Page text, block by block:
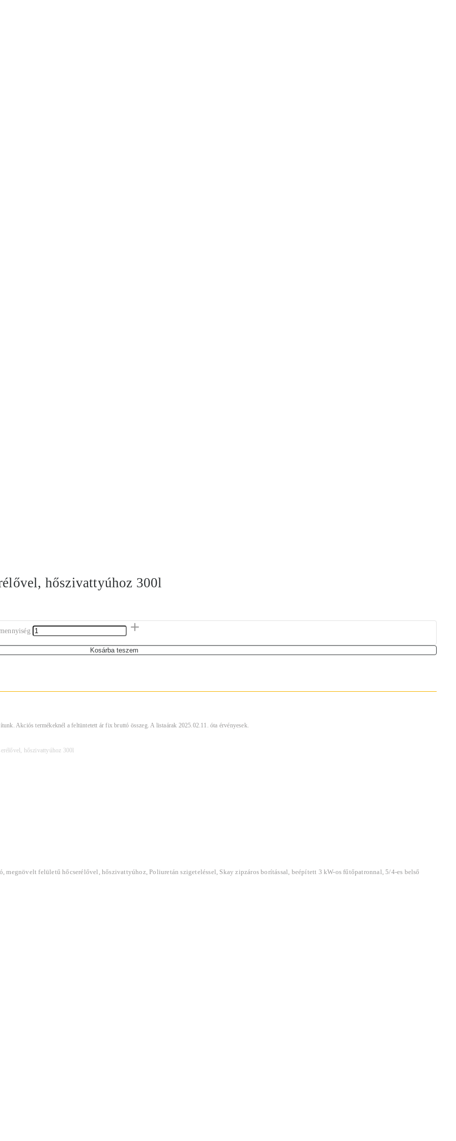
hőszivattyúhoz 300l
Kosárba teszem
Akciós termékeknél a feltüntetett ár fix bruttó összeg. A listaárak 2025.02.11. óta érvényesek.
hőszivattyúhoz 300l
felületű hőcserélővel, hőszivattyúhoz, Poliuretán szigeteléssel, Skay zipzáros borítással, beépített 3 kW-os fűtőpatronnal, 5/4-es belső